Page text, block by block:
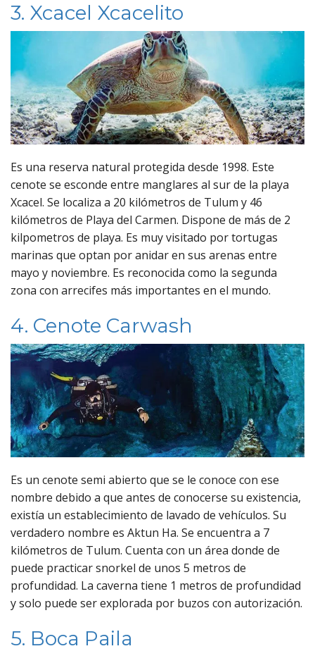
3. Xcacel Xcacelito
Es una reserva natural protegida desde 1998. Este
cenote se esconde entre manglares al sur de la playa
Xcacel. Se localiza a 20 kilómetros de Tulum y 46
kilómetros de Playa del Carmen. Dispone de más de 2
kilpometros de playa. Es muy visitado por tortugas
marinas que optan por anidar en sus arenas entre
mayo y noviembre. Es reconocida como la segunda
zona con arrecifes más importantes en el mundo.
4. Cenote Carwash
Es un cenote semi abierto que se le conoce con ese
nombre debido a que antes de conocerse su existencia,
existía un establecimiento de lavado de vehículos. Su
verdadero nombre es Aktun Ha. Se encuentra a 7
kilómetros de Tulum. Cuenta con un área donde de
puede practicar snorkel de unos 5 metros de
profundidad. La caverna tiene 1 metros de profundidad
y solo puede ser explorada por buzos con autorización.
5. Boca Paila